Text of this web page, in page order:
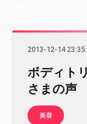
2013-12-14
ボディト
さまの声
美容